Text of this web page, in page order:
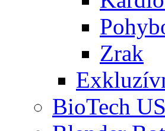
Zrak
BioTech